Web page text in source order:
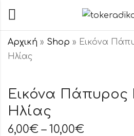
Αρχική » Shop » Εικόνα
Ηλίας
Εικόνα
Ηλίας
6,00€ – 10,00€